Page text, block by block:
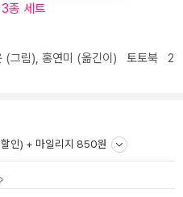
종 세트
(그림), 홍연미 (옮긴이) 토토북 2
인) + 마일리지 850원